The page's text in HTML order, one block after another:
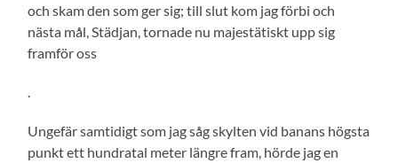
och skam den som ger sig; till slut kom jag förbi och
nästa mål, Städjan, tornade nu majestätiskt upp sig
framför oss
Ungefär samtidigt som jag såg skylten vid banans högsta
punkt ett hundratal meter längre fram, hörde jag en